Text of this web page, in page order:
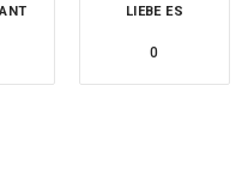
LIEBE ES
0